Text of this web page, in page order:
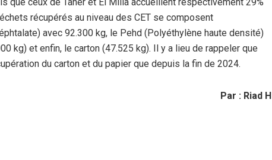
récupérés au niveau des CET se composent
avec 92.300 kg, le Pehd (Polyéthylène haute densité)
kg) et enfin, le carton (47.525 kg). Il y a lieu de rappeler que
du carton et du papier que depuis la fin de 2024.
Par : Riad H